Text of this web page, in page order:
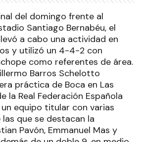
del domingo frente al
Santiago Bernabéu, el
a cabo una actividad en
y utilizó un 4-4-2 con
como referentes de área.
Barros Schelotto
práctica de Boca en Las
la Real Federación Española
equipo titular con varias
que se destacan la
Pavón, Emmanuel Mas y